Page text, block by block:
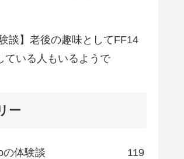
談】老後の趣味としてFF14
ている人もいるようで
ー
の体験談 119